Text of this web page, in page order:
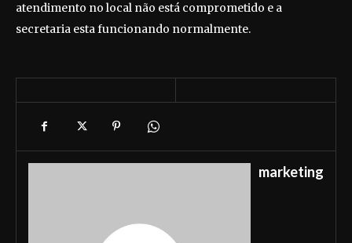
atendimento no local não está comprometido e a
secretaria esta funcionando normalmente.
marketing